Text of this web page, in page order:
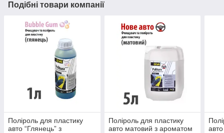
Подібні товари компанії
Поліроль для пластику
авто “Глянець” з
Поліроль для пластику
авто матовий з ароматом